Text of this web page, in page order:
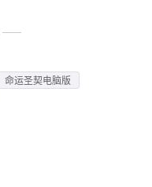
命运圣契电脑版